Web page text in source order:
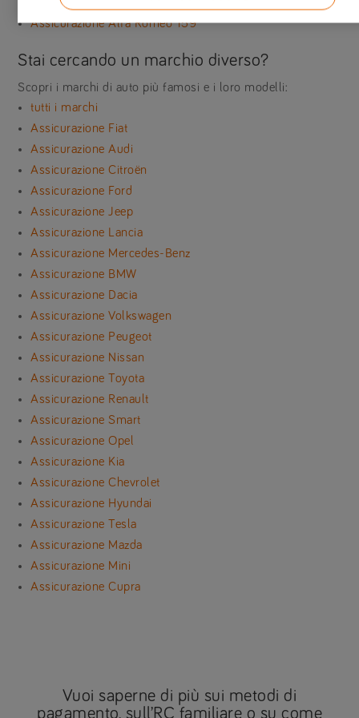
Assicurazione Alfa Romeo 159
Stai cercando un marchio diverso?
Scopri i marchi di auto più famosi e i loro modelli:
tutti i marchi
Assicurazione Fiat
Assicurazione Audi
Assicurazione Citroën
Assicurazione Ford
Assicurazione Jeep
Assicurazione Lancia
Assicurazione Mercedes-Benz
Assicurazione BMW
Assicurazione Dacia
Assicurazione Volkswagen
Assicurazione Peugeot
Assicurazione Nissan
Assicurazione Toyota
Assicurazione Renault
Assicurazione Smart
Assicurazione Opel
Assicurazione Kia
Assicurazione Chevrolet
Assicurazione Hyundai
Assicurazione Tesla
Assicurazione Mazda
Assicurazione Mini
Assicurazione Cupra
Vuoi saperne di più sui metodi di
pagamento, sull’RC familiare o su come